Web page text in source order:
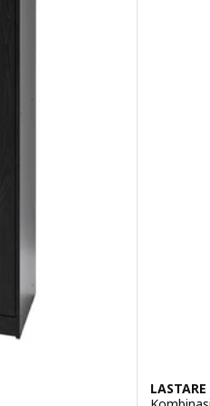
LASTARE